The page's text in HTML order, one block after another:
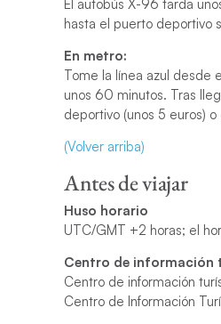
El autobús X-96 tarda
hasta el puerto deportivo
En metro:
Tome la línea azul desde
unos 60 minutos. Tras
deportivo (unos 5 euros)
(Volver arriba)
Antes de viajar
Huso horario
UTC/GMT +2 horas; el
Centro de información
Centro de información
Centro de Información